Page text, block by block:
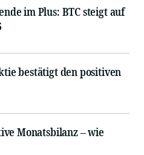
im Plus: BTC steigt auf
bestätigt den positiven
Monatsbilanz – wie